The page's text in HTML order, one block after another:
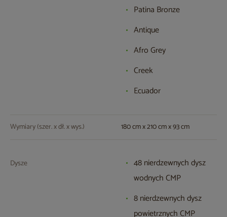
Patina Bronze
Antique
Afro Grey
Creek
Ecuador
Wymiary (szer. x dł. x wys.) 180 cm x 210 cm x 93 cm
Dysze
48 nierdzewnych dysz
wodnych CMP
8 nierdzewnych dysz
powietrznych CMP